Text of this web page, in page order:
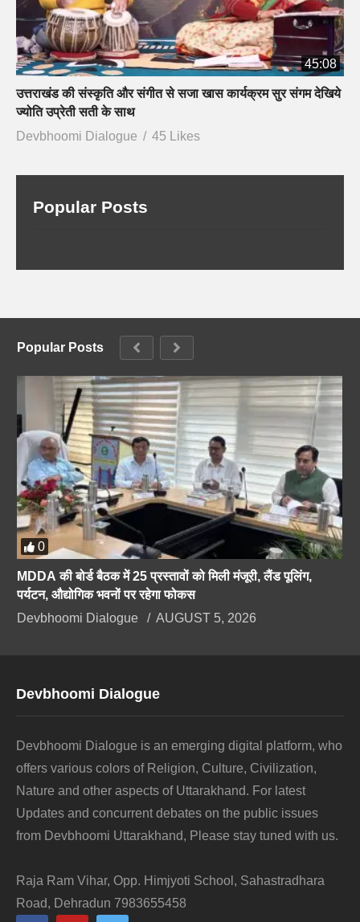
45:08
उत्तराखंड की संस्कृति और संगीत से सजा खास कार्यक्रम सुर संगम देखिये
ज्योति उप्रेती सती के साथ
Devbhoomi Dialogue
45 Likes
Popular Posts
Popular Posts
0
MDDA की बोर्ड बैठक में 25 प्रस्तावों को मिली मंजूरी, लैंड पूलिंग,
पर्यटन, औद्योगिक भवनों पर रहेगा फोकस
Devbhoomi Dialogue
AUGUST 5, 2026
Devbhoomi Dialogue
Devbhoomi Dialogue is an emerging digital platform, who
offers various colors of Religion, Culture, Civilization,
Nature and other aspects of Uttarakhand. For latest
Updates and concurrent debates on the public issues
from Devbhoomi Uttarakhand, Please stay tuned with us.
Raja Ram Vihar, Opp. Himjyoti School, Sahastradhara
Road, Dehradun 7983655458